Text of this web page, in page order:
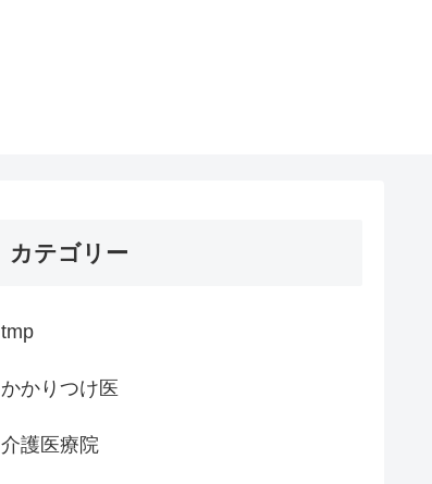
カテゴリー
tmp
かかりつけ医
介護医療院